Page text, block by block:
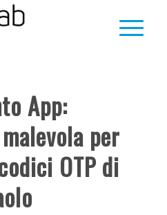
App:
per
OTP di